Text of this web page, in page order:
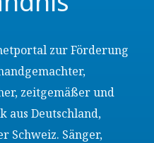
zur Förderung
zeitgemäßer und
aus Deutschland,
Schweiz. Sänger,